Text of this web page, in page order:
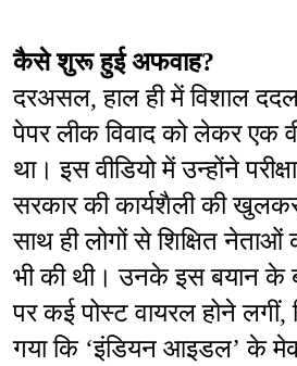
कैसे शुरू हुई अफवाह?
दरअसल, हाल ही में विशाल
पेपर लीक विवाद को लेकर एक
था। इस वीडियो में उन्होंने
सरकार की कार्यशैली की
साथ ही लोगों से शिक्षित
भी की थी। उनके इस बयान के
पर कई पोस्ट वायरल होने लगीं,
गया कि ‘इंडियन आइडल’ के